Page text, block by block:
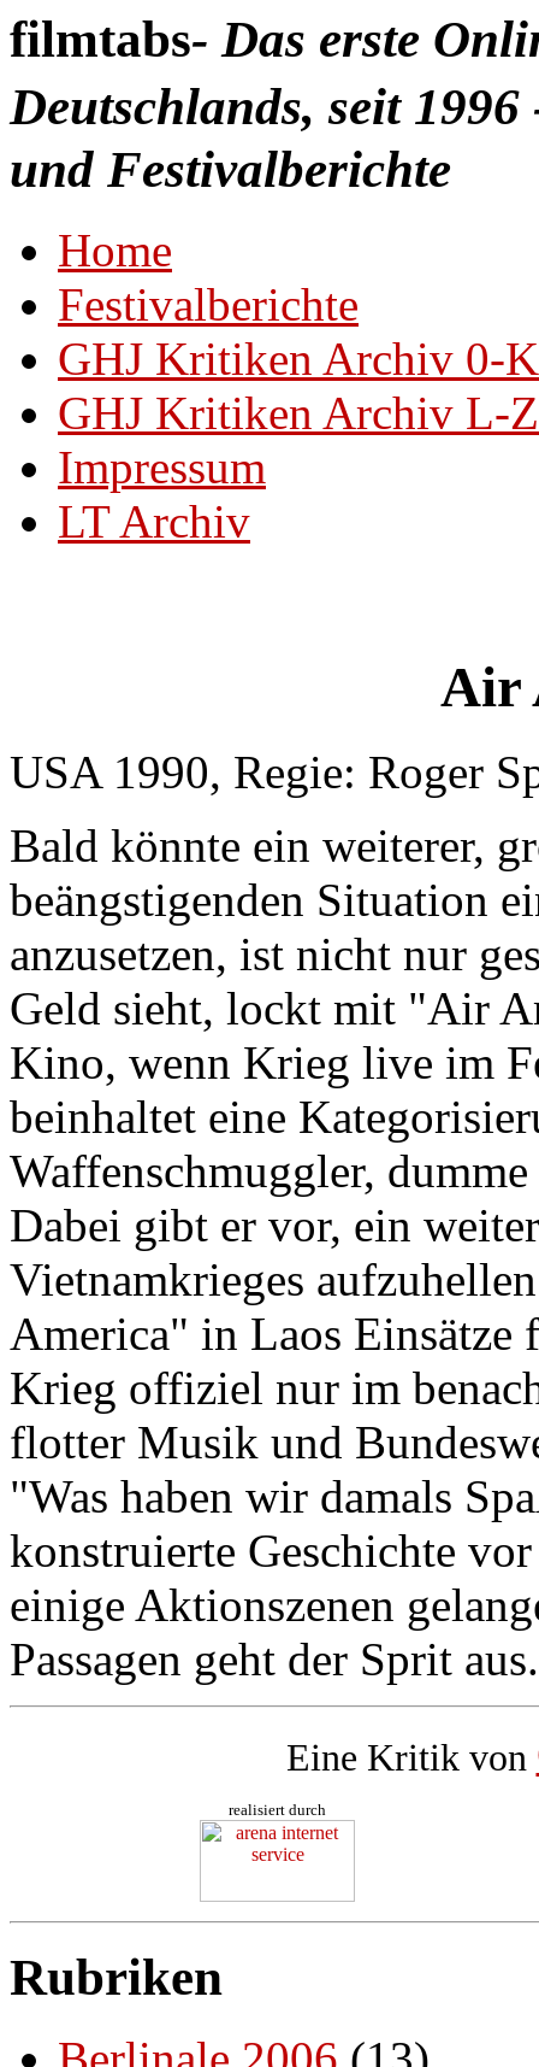
filmtabs- Das erste
Deutschlands, seit
und Festivalberichte
Home
Festivalberichte
GHJ Kritiken Archiv 0-K
GHJ Kritiken Archiv L-Z
Impressum
LT Archiv
Air
USA 1990, Regie: Roger
Bald könnte ein weiterer,
beängstigenden Situation
anzusetzen, ist nicht nur
Geld sieht, lockt mit "Air
Kino, wenn Krieg live im
beinhaltet eine
Waffenschmuggler,
Dabei gibt er vor, ein
Vietnamkrieges
America" in Laos Einsätze
Krieg offiziel nur im
flotter Musik und
"Was haben wir damals
konstruierte Geschichte
einige Aktionszenen
Passagen geht der Sprit aus.
Eine Kritik von
realisiert durch
Rubriken